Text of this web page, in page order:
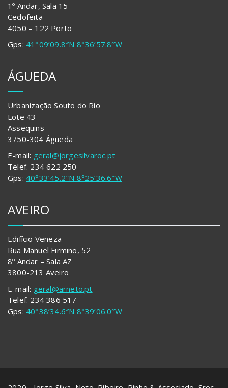
1º Andar, Sala 15
Cedofeita
4050 – 122 Porto
Gps: 41°09’09.8″N 8°36’57.8″W
ÁGUEDA
Urbanização Souto do Rio
Lote 43
Assequins
3750-304 Águeda
E-mail: geral@jorgesilvaroc.pt
Telef. 234 622 250
Gps: 40°33’45.2″N 8°25’36.6″W
AVEIRO
Edifício Veneza
Rua Manuel Firmino, 52
8º Andar – Sala AZ
3800-213 Aveiro
E-mail: geral@arneto.pt
Telef. 234 386 517
Gps: 40°38’34.6″N 8°39’06.0″W